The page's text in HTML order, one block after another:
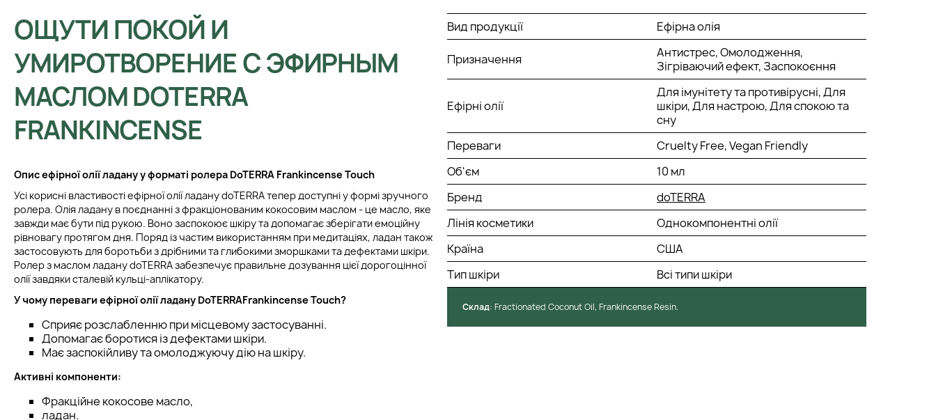
ОЩУТИ ПОКОЙ И
УМИРОТВОРЕНИЕ С ЭФИРНЫМ
МАСЛОМ DOTERRA
FRANKINCENSE
Опис ефірної олії ладану у форматі ролера DoTERRA Frankincense Touch
Усі корисні властивості ефірної олії ладану doTERRA тепер доступні у формі зручного
ролера. Олія ладану в поєднанні з фракціонованим кокосовим маслом - це масло, яке
завжди має бути під рукою. Воно заспокоює шкіру та допомагає зберігати емоційну
рівновагу протягом дня. Поряд із частим використанням при медитаціях, ладан також
застосовують для боротьби з дрібними та глибокими зморшками та дефектами шкіри.
Ролер з маслом ладану doTERRA забезпечує правильне дозування цієї дорогоцінної
олії завдяки сталевій кульці-аплікатору.
У чому переваги ефірної олії ладану DoTERRAFrankincense Touch?
Сприяє розслабленню при місцевому застосуванні.
Допомагає боротися із дефектами шкіри.
Має заспокійливу та омолоджуючу дію на шкіру.
Активні компоненти:
Фракційне кокосове масло,
ладан.
Вид продукції Ефірна олія
Призначення
Антистрес, Омолодження,
Зігріваючий ефект, Заспокоєння
Ефірні олії
Для імунітету та противірусні, Для
шкіри, Для настрою, Для спокою та
сну
Переваги
Cruelty Free, Vegan Friendly
Об'єм
10 мл
Бренд
doTERRA
Лінія косметики
Однокомпонентні олії
Країна
США
Тип шкіри
Всі типи шкіри
Cклад: Fractionated Coconut Oil, Frankincense Resin.